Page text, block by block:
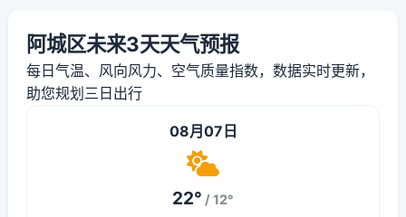
阿城区未来3天天气预报
每日气温、风向风力、空气质量指数，数据实时更新，
助您规划三日出行
08月07日
22° / 12°